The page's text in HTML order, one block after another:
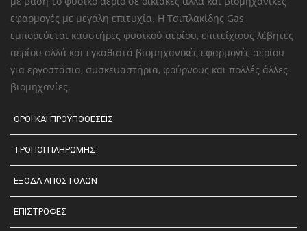
εφαρμογές με μεγάλη επιτυχία. Η Τσιπλακίδης Gas
εμπορεύεται καυστήρες φυσικού αερίου, επιτείχιους λέβητες
αερίου αλλά και εγκαθιστά βιομηχανικές εφαρμογές αερίου
για εργοστάσια, συσκευαστήρια, φούρνους και πολλές άλλες
βιομηχανίες.
ΟΡΟΙ ΚΑΙ ΠΡΟΫΠΟΘΕΣΕΙΣ
ΤΡΟΠΟΙ ΠΛΗΡΩΜΗΣ
ΕΞΟΔΑ ΑΠΟΣΤΟΛΩΝ
ΕΠΙΣΤΡΟΦΕΣ